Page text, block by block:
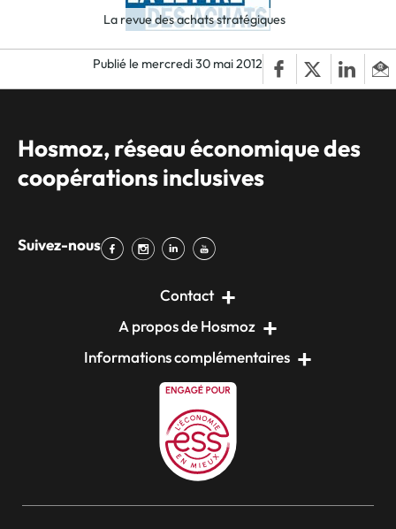
La revue des achats stratégiques
Publié le mercredi 30 mai 2012
Hosmoz, réseau économique des
coopérations inclusives
Suivez-nous
Contact
A propos de Hosmoz
Informations complémentaires